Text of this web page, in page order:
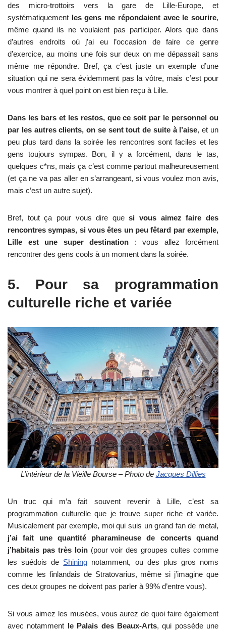
des micro-trottoirs vers la gare de Lille-Europe, et
systématiquement les gens me répondaient avec le sourire,
même quand ils ne voulaient pas participer. Alors que dans
d’autres endroits où j’ai eu l’occasion de faire ce genre
d’exercice, au moins une fois sur deux on me dépassait sans
même me répondre. Bref, ça c’est juste un exemple d’une
situation qui ne sera évidemment pas la vôtre, mais c’est pour
vous montrer à quel point on est bien reçu à Lille.
Dans les bars et les restos, que ce soit par le personnel ou
par les autres clients, on se sent tout de suite à l’aise, et un
peu plus tard dans la soirée les rencontres sont faciles et les
gens toujours sympas. Bon, il y a forcément, dans le tas,
quelques c*ns, mais ça c’est comme partout malheureusement
(et ça ne va pas aller en s’arrangeant, si vous voulez mon avis,
mais c’est un autre sujet).
Bref, tout ça pour vous dire quesi vous aimez faire des
rencontres sympas, si vous êtes un peu fêtard par exemple,
Lille est une super destination : vous allez forcément
rencontrer des gens cools à un moment dans la soirée.
5. Pour sa programmation
culturelle riche et variée
L’intérieur de la Vieille Bourse – Photo de Jacques Dillies
Un truc qui m’a fait souvent revenir à Lille, c’est sa
programmation culturelle que je trouve super riche et variée.
Musicalement par exemple, moi qui suis un grand fan de metal,
j’ai fait une quantité pharamineuse de concerts quand
j’habitais pas très loin(pour voir des groupes cultes comme
les suédois de Shining notamment, ou des plus gros noms
comme les finlandais de Stratovarius, même si j’imagine que
ces deux groupes ne doivent pas parler à 99% d’entre vous).
Si vous aimez les musées, vous aurez de quoi faire également
avec notamment le Palais des Beaux-Arts, qui possède une